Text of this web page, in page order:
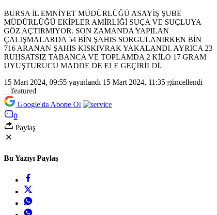
BURSA İL EMNİYET MÜDÜRLÜĞÜ ASAYİŞ ŞUBE
MÜDÜRLÜĞÜ EKİPLER AMİRLİĞİ SUÇA VE SUÇLUYA
GÖZ AÇTIRMIYOR. SON ZAMANDA YAPILAN
ÇALIŞMALARDA 54 BİN ŞAHIS SORGULANIRKEN BİN
716 ARANAN ŞAHIS KISKIVRAK YAKALANDI. AYRICA 23
RUHSATSIZ TABANCA VE TOPLAMDA 2 KİLO 17 GRAM
UYUŞTURUCU MADDE DE ELE GEÇİRİLDİ.
15 Mart 2024, 09:55 yayınlandı 15 Mart 2024, 11:35 güncellendi
Google'da Abone Ol
0
Paylaş
Bu Yazıyı Paylaş